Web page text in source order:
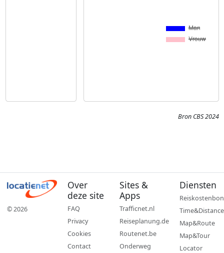
Bron CBS 2024
© 2026
Over
deze site
FAQ
Privacy
Cookies
Contact
Sites &
Apps
Trafficnet.nl
Reiseplanung.de
Routenet.be
Onderweg
Diensten
Reiskostenbon
Time&Distance
Map&Route
Map&Tour
Locator